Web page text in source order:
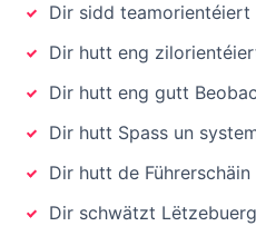
Dir sidd teamorientéiert
Dir hutt eng
Dir hutt eng gutt
Dir hutt Spass un
Dir hutt de Führerschäin
Dir schwätzt